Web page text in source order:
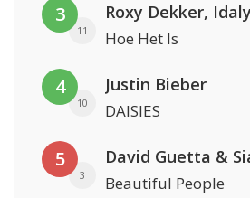
3
11
Roxy Dekker,
Hoe Het Is
4
10
Justin Bieber
DAISIES
5
3
David Guetta &
Beautiful People